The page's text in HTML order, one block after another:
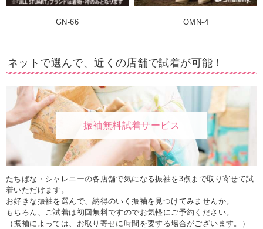
GN-66 OMN-4
ネットで選んで、近くの店舗で試着が可能！
振袖無料試着サービス
たちばな・シャレニーの各店舗で気になる振袖を3点まで取り寄せて試
着いただけます。
お好きな振袖を選んで、納得のいく振袖を見つけてみませんか。
もちろん、ご試着は初回無料ですのでお気軽にご予約ください。
（振袖によっては、お取り寄せに時間を要する場合がございます。）